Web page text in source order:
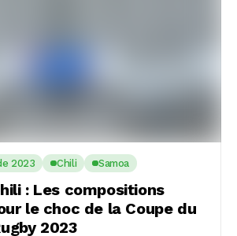
2023 Chili Samoa
: Les compositions
le choc de la Coupe du
2023